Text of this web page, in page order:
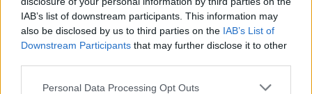
IAB’s list of downstream participants. This information may
also be disclosed by us to third parties on the IAB’s List of
Downstream Participants that may further disclose it to other
Personal Data Processing Opt Outs
Γίνε ο ρεπόρτερ του CRETALIVE
ΣΤΕΊΛΕ ΤΗΝ ΕΊΔΗΣΗ